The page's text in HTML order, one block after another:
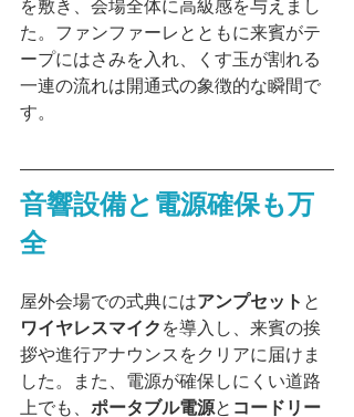
を敷き、会場全体に高級感を与えまし
た。ファンファーレとともに来賓がテ
ープにはさみを入れ、くす玉が割れる
一連の流れは開通式の象徴的な瞬間で
す。
音響設備と電源確保も万
全
屋外会場での式典にはアンプセット と
ワイヤレスマイク を導入し、来賓の挨
拶や進行アナウンスをクリアに届けま
した。また、電源が確保しにくい道路
上でも、 ポータブル電源と コードリー